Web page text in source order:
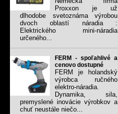
Proxxon je už
dlhodobe svetoznáma výrobou
dvoch oblastí náradia :
Elektrického mini-náradia
určeného...
FERM - spoľahlivé a
cenovo dostupné
FERM je holandský
výrobca ručného
elektro-náradia.
Dynamika, sila,
premyslené inovácie výrobkov a
chuť neustále niečo...